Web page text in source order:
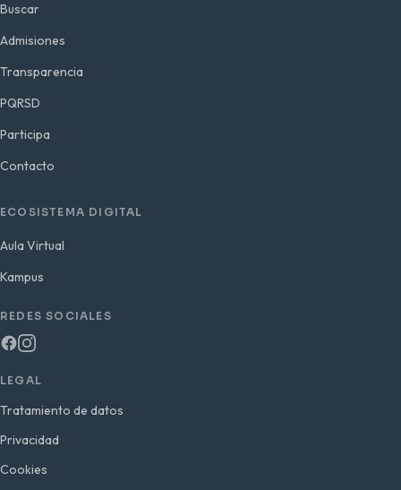
Buscar
Admisiones
Transparencia
PQRSD
Participa
Contacto
ECOSISTEMA DIGITAL
Aula Virtual
Kampus
REDES SOCIALES
LEGAL
Tratamiento de datos
Privacidad
Cookies